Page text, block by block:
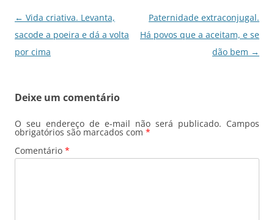
k
Navegação
de
posts
← Vida criativa. Levanta,
sacode a poeira e dá a volta
por cima
Paternidade extraconjugal.
Há povos que a aceitam, e se
dão bem →
Deixe um comentário
O seu endereço de e-mail não será publicado. Campos
obrigatórios são marcados com *
Comentário *